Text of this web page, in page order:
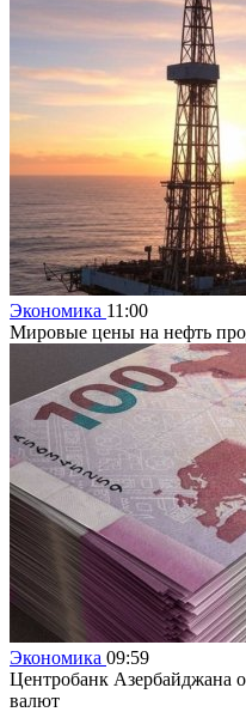
Экономика 11:00
Мировые цены на нефть
Экономика 09:59
Центробанк Азербайджана
валют